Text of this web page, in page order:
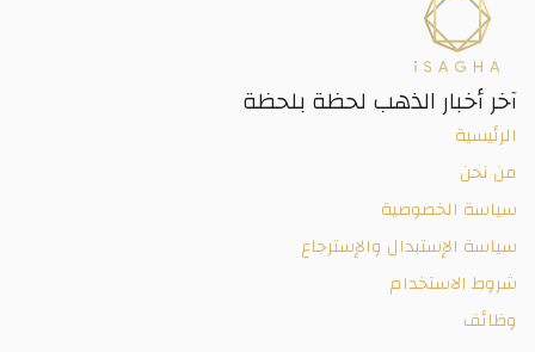
آخر أخبار الذهب لحظة بلحظة
الرئيسية
من نحن
سياسة الخصوصية
سياسة الإستبدال والإسترجاع
شروط الاستخدام
وظائف